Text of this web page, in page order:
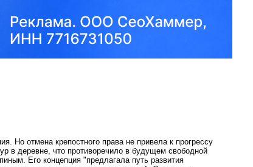
Но отмена крепостного права не привела к прогрессу
в деревне, что противоречило в будущем свободной
Его концепция "предлагала путь развития